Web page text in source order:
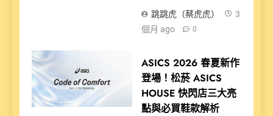
跳跳虎（蔡虎虎）
3
個月 ago
0
ASICS 2026 春夏新作
登場！松菸 ASICS
HOUSE 快閃店三大亮
點與必買鞋款解析